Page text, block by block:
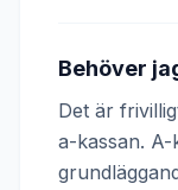
Behöver
Det är
a-kassan. A-